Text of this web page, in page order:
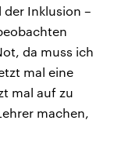
der Inklusion –
da muss ich
mal eine
mal auf zu
machen,